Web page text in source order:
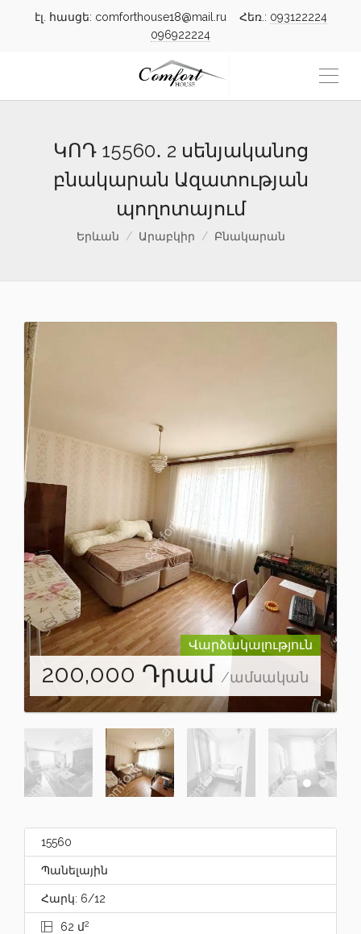
էլ. հասցե: comforthouse18@mail.ru Հեռ.: 093122224
096922224
ԿՈԴ 15560․ 2 սենյականոց
բնակարան Ազատության
պողոտայում
Երևան Արաբկիր Բնակարան
Վարձակալություն
200,000 Դրամ /ամսական
15560
Պանելային
Հարկ: 6/12
62 մ2